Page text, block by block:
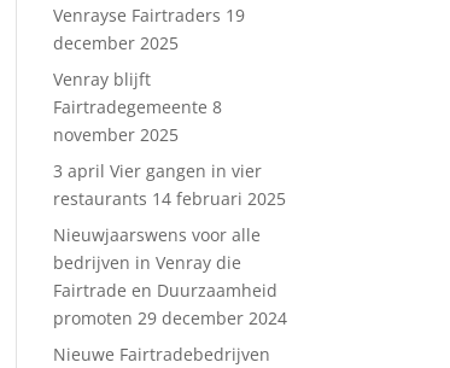
Venrayse Fairtraders 19
december 2025
Venray blijft
Fairtradegemeente 8
november 2025
3 april Vier gangen in vier
restaurants 14 februari 2025
Nieuwjaarswens voor alle
bedrijven in Venray die
Fairtrade en Duurzaamheid
promoten 29 december 2024
Nieuwe Fairtradebedrijven